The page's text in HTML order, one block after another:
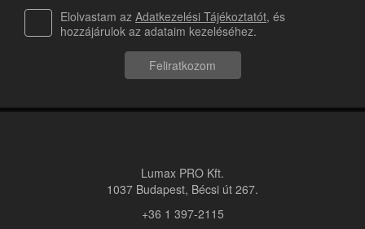
Elolvastam az Adatkezelési Tájékoztatót, és
hozzájárulok az adataim kezeléséhez.
Feliratkozom
Lumax PRO Kft.
1037 Budapest, Bécsi út 267.
+36 1 397-2115